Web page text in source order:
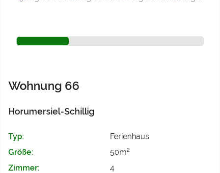
Wohnung 66
Horumersiel-Schillig
Typ:
Ferienhaus
Größe:
50m2
Zimmer:
4